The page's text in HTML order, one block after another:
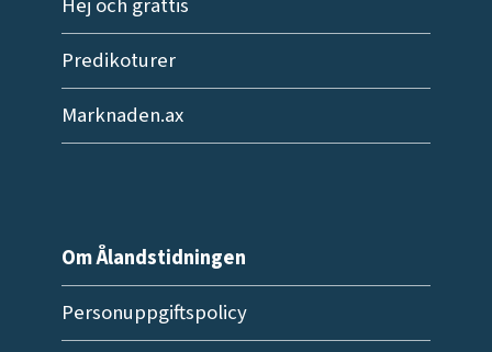
Hej och grattis
Predikoturer
Marknaden.ax
Om Ålandstidningen
Personuppgiftspolicy